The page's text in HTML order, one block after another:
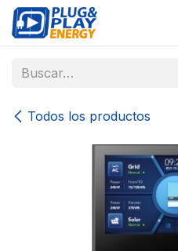
Ir al contenido
Todos los productos